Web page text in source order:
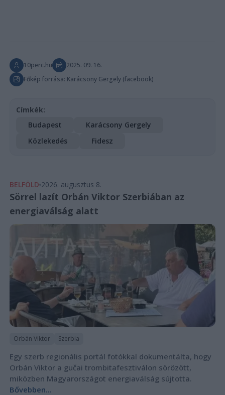
10perc.hu
2025. 09. 16.
Főkép forrása: Karácsony Gergely (facebook)
Címkék:
Budapest
Karácsony Gergely
Közlekedés
Fidesz
BELFÖLD 2026. augusztus 8.
Sörrel lazít Orbán Viktor Szerbiában az
energiaválság alatt
Orbán Viktor Szerbia
Egy szerb regionális portál fotókkal dokumentálta, hogy
Orbán Viktor a gučai trombitafesztiválon sörözött,
miközben Magyarországot energiaválság sújtotta.
Bővebben...